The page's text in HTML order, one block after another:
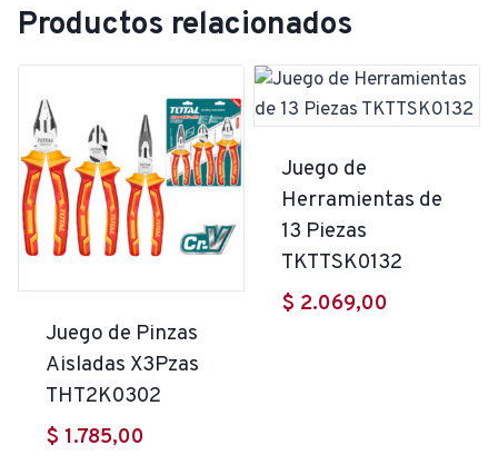
Productos relacionados
Juego de Pinzas
Aisladas X3Pzas
THT2K0302
$ 1.785,00
Juego de
Herramientas de
13 Piezas
TKTTSK0132
$ 2.069,00